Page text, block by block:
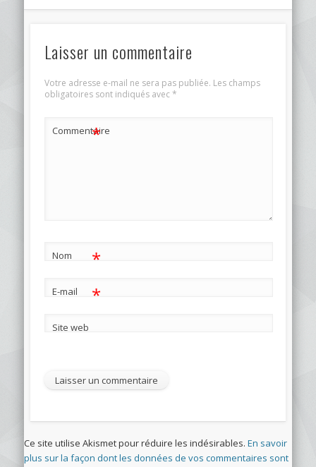
Laisser un commentaire
Votre adresse e-mail ne sera pas publiée. Les champs
obligatoires sont indiqués avec*
Commentaire
*
Nom *
E-mail *
Site web
Ce site utilise Akismet pour réduire les indésirables. En savoir
plus sur la façon dont les données de vos commentaires sont